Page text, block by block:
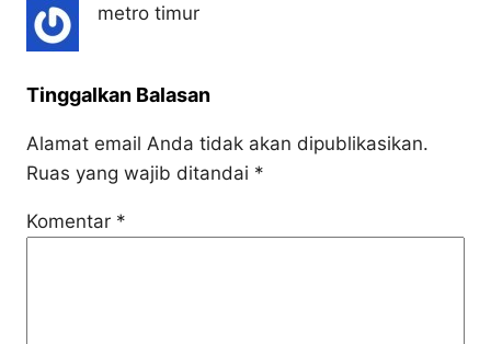
metro timur
Tinggalkan Balasan
Alamat email Anda tidak akan dipublikasikan.
Ruas yang wajib ditandai *
Komentar *